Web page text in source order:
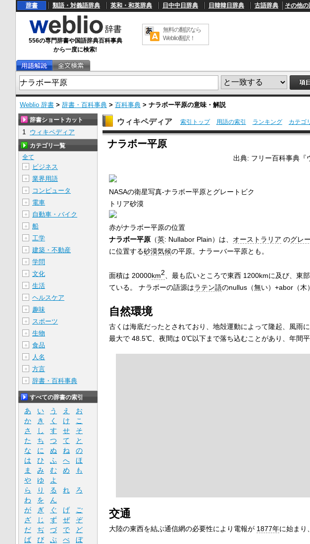
辞書 類語・対義語辞典 英和・和英辞典 日中中日辞典 日韓韓日辞典 古語辞典 その他
556の専門辞書や国語辞典百科事典
から一度に検索!
無料の翻訳なら
Weblio翻訳！
Weblio 辞書 > 辞書・百科事典 > 百科事典 > ナラボー平原の意味・解説
U
/
L
d
e
ウィキペディア 索引トップ 用語の索引 ランキング カテゴ
ナラボー平原
出典: フリー百科事典『
NASAの衛星写真‐ナラボー平原とグレートビク
トリア砂漠
赤がナラボー平原の位置
ナラボー平原（英: Nullabor Plain）は、 オーストラリア のグレ
に位置する砂漠気候の平原。ナラーバー平原とも。
面積は 20000km2 、最も広いところで東西 1200kmに及び、東
ている。 ナラボーの語源はラテン語のnullus（無い）+abor（木
自然環境
古くは海底だったとされており、地殻運動によって隆起、風雨に
最大で 48.5℃、夜間は 0℃以下まで落ち込むことがあり、年間
交通
大陸の東西を結ぶ通信網の必要性により電報が 1877年に始まり
辞書ショートカット
1 ウィキペディア
カテゴリ一覧
全て
＋
ビジネス
＋ 業界用語
＋ コンピュータ
＋ 電車
＋ 自動車・バイク
＋ 船
＋ 工学
＋ 建築・不動産
＋ 学問
＋ 文化
＋ 生活
＋ ヘルスケア
＋ 趣味
＋ スポーツ
＋ 生物
＋ 食品
＋ 人名
＋ 方言
＋ 辞書・百科事典
すべての辞書の索引
あ い う え
お
か
き く け
こ
さ
し す せ
そ
た
ち つ て
と
な
に ぬ ね
の
は
ひ ふ へ
ほ
ま
み む め
も
や
ゆ
よ
ら
り る れ
ろ
わ
を
ん
が
ぎ ぐ げ
ご
ざ
じ ず ぜ
ぞ
だ
ぢ づ で
ど
ば
び ぶ べ
ぼ